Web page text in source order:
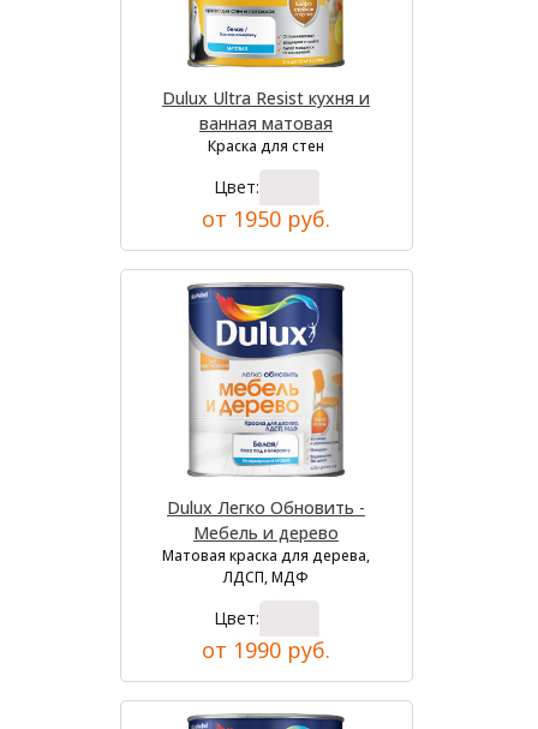
Dulux Ultra Resist кухня и
ванная матовая
Краска для стен
Цвет:
от 1950 руб.
Dulux Легко Обновить -
Мебель и дерево
Матовая краска для дерева,
ЛДСП, МДФ
Цвет:
от 1990 руб.